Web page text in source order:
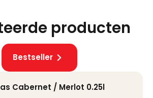
producten
Bestseller
Cabernet / Merlot 0.25l